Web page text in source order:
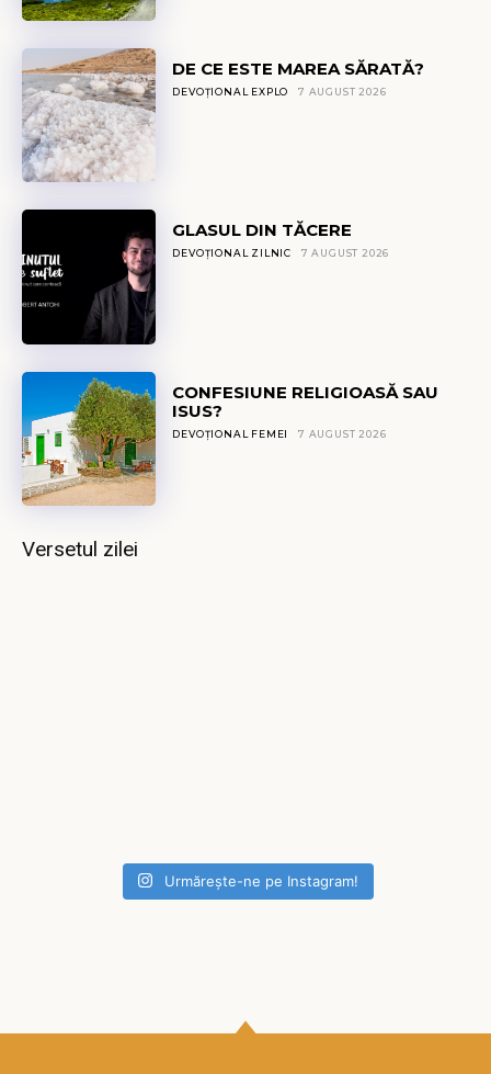
DE CE ESTE MAREA SĂRATĂ?
DEVOȚIONAL EXPLO 7 AUGUST 2026
GLASUL DIN TĂCERE
DEVOȚIONAL ZILNIC 7 AUGUST 2026
CONFESIUNE RELIGIOASĂ SAU
ISUS?
DEVOȚIONAL FEMEI 7 AUGUST 2026
Versetul zilei
Urmărește-ne pe Instagram!